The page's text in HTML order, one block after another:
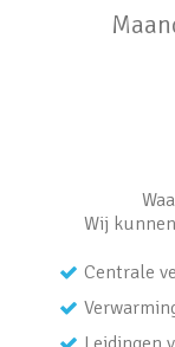
Wij
Centrale